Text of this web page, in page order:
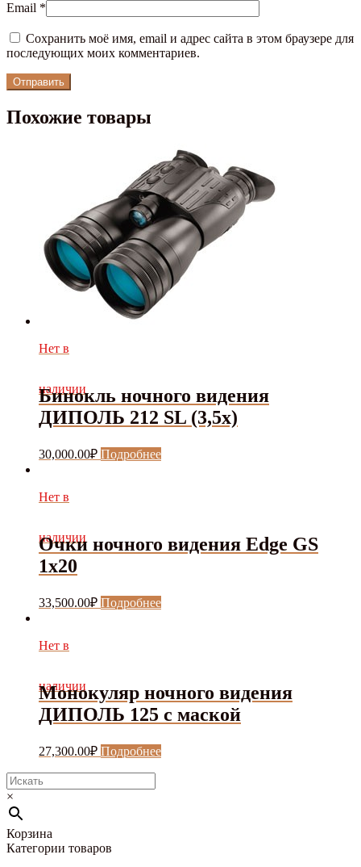
Email *
Сохранить моё имя, email и адрес сайта в этом браузере для
последующих моих комментариев.
Похожие товары
Нет в
наличии
Бинокль ночного видения
ДИПОЛЬ 212 SL (3,5x)
30,000.00₽ Подробнее
Нет в
наличии
Очки ночного видения Edge GS
1x20
33,500.00₽ Подробнее
Нет в
наличии
Монокуляр ночного видения
ДИПОЛЬ 125 с маской
27,300.00₽ Подробнее
×
Корзина
Категории товаров